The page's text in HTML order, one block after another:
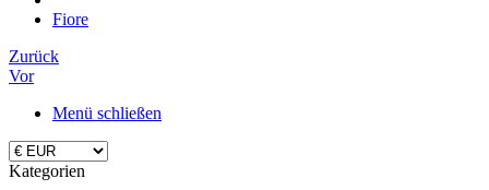
Fiore
Zurück
Vor
Menü schließen
Kategorien